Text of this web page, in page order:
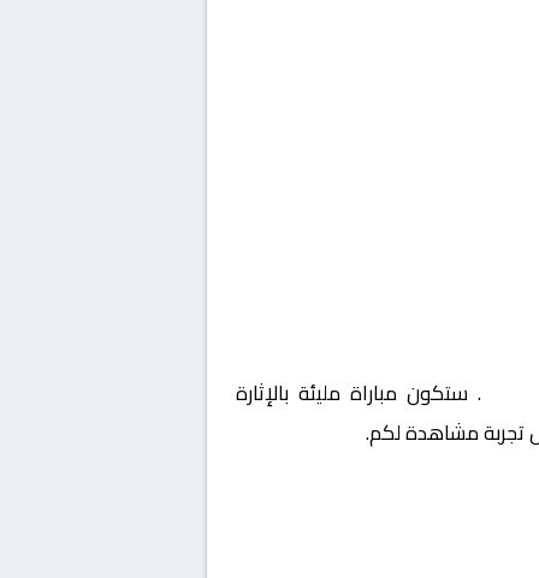
. ستكون مباراة مليئة بالإثارة
تجربة مشاهدة لكم.